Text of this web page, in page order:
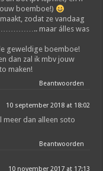
boemboe!)
zodat ze vandaag
maar álles was
geweldige boemboe!
dan zal ik mbv jouw
maken!
Beantwoorden
10 september 2018 at 18:02
meer dan alleen soto
Beantwoorden
10 november 2017 at 17:13